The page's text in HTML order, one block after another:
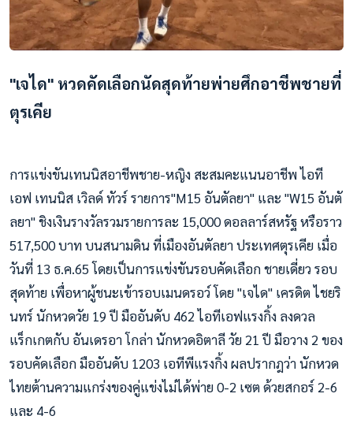
"เจได" หวดคัดเลือกนัดสุดท้ายพ่ายศึกอาชีพชายที่
ตุรเคีย
การแข่งขันเทนนิสอาชีพชาย-หญิง สะสมคะแนนอาชีพ ไอที
เอฟ เทนนิส เวิลด์ ทัวร์ รายการ"M15 อันตัลยา" และ "W15 อันตั
ลยา" ชิงเงินรางวัลรวมรายการละ 15,000 ดอลลาร์สหรัฐ หรือราว
517,500 บาท บนสนามดิน ที่เมืองอันตัลยา ประเทศตุรเคีย เมื่อ
วันที่ 13 ธ.ค.65 โดยเป็นการแข่งขันรอบคัดเลือก ชายเดี่ยว รอบ
สุดท้าย เพื่อหาผู้ชนะเข้ารอบเมนดรอว์ โดย "เจได" เครดิต ไชยริ
นทร์ นักหวดวัย 19 ปี มืออันดับ 462 ไอทีเอฟแรงกิ้ง ลงดวล
แร็กเกตกับ อันเดรอา โกล่า นักหวดอิตาลี วัย 21 ปี มือวาง 2 ของ
รอบคัดเลือก มืออันดับ 1203 เอทีพีแรงกิ้ง ผลปรากฎว่า นักหวด
ไทยต้านความแกร่งของคู่แข่งไม่ได้พ่าย 0-2 เซต ด้วยสกอร์ 2-6
และ 4-6